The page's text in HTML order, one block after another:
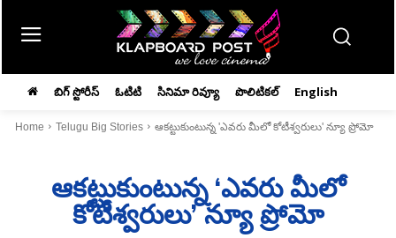
బిగ్ స్టోరీస్ ఓటిటి సినిమా రివ్యూ పొలిటికల్ English
Home Telugu Big Stories ఆకట్టుకుంటున్న 'ఎవరు మీలో కోటీశ్వరులు' న్యూ ప్రోమో
ఆకట్టుకుంటున్న ‘ఎవరు మీలో
కోటీశ్వరులు’ న్యూ ప్రోమో